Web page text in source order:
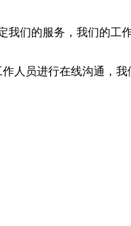
我们的服务，我们的工
人员进行在线沟通，